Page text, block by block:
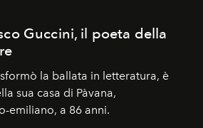
Guccini, il poeta della
la ballata in letteratura, è
sua casa di Pàvana,
emiliano, a 86 anni.